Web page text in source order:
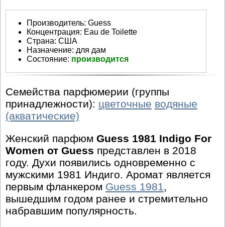
Производитель: Guess
Концентрация: Eau de Toilette
Страна: США
Назначение: для дам
Состояние: производится
Семейства парфюмерии (группы
принадлежности): цветочные водяные
(акватические)
Женский парфюм Guess 1981 Indigo For
Women от Guess представлен в 2018
году. Духи появились одновременно с
мужскими 1981 Индиго. Аромат является
первым фланкером Guess 1981,
вышедшим годом ранее и стремительно
набравшим популярность.